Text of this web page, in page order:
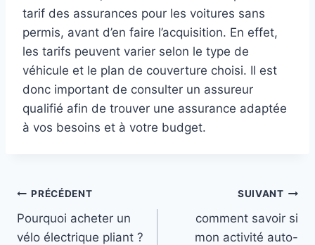
tarif des assurances pour les voitures sans
permis, avant d’en faire l’acquisition. En effet,
les tarifs peuvent varier selon le type de
véhicule et le plan de couverture choisi. Il est
donc important de consulter un assureur
qualifié afin de trouver une assurance adaptée
à vos besoins et à votre budget.
Navigation
de
PRÉCÉDENT
Pourquoi acheter un
vélo électrique pliant ?
SUIVANT
comment savoir si
mon activité auto-